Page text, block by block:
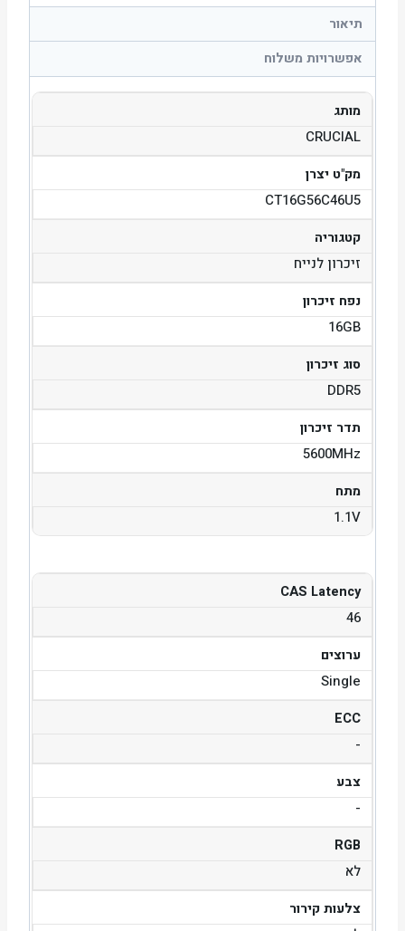
תיאור
אפשרויות משלוח
מותג
CRUCIAL
מק"ט יצרן
CT16G56C46U5
קטגוריה
זיכרון לנייח
נפח זיכרון
16GB
סוג זיכרון
DDR5
תדר זיכרון
5600MHz
מתח
1.1V
CAS Latency
46
ערוצים
Single
ECC
-
צבע
-
RGB
לא
צלעות קירור